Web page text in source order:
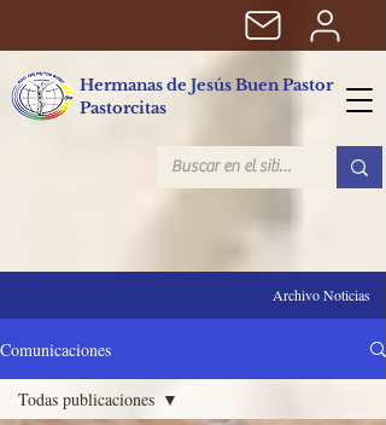
Hermanas de Jesús Buen Pastor
Pastorcitas
Archivo Noticias
Comunicaciones
Todas publicaciones